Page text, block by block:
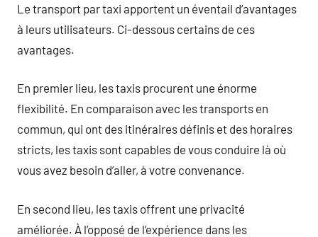
Le transport par taxi apportent un éventail d’avantages
à leurs utilisateurs. Ci-dessous certains de ces
avantages.
En premier lieu, les taxis procurent une énorme
flexibilité. En comparaison avec les transports en
commun, qui ont des itinéraires définis et des horaires
stricts, les taxis sont capables de vous conduire là où
vous avez besoin d’aller, à votre convenance.
En second lieu, les taxis offrent une privacité
améliorée. À l’opposé de l’expérience dans les